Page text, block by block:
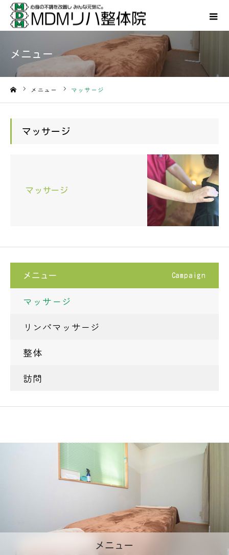
メニュー
メニュー マッサージ
マッサージ
マッサージ
メニュー Campaign
マッサージ
リンパマッサージ
整体
訪問
メニュー